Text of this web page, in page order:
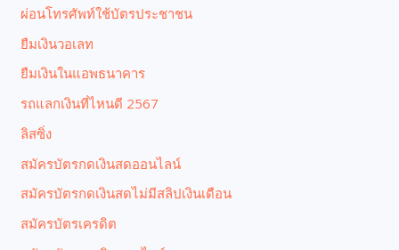
ผ่อนโทรศัพท์ใช้บัตรประชาชน
ยืมเงินวอเลท
ยืมเงินในแอพธนาคาร
รถแลกเงินที่ไหนดี 2567
ลิสซิ่ง
สมัครบัตรกดเงินสดออนไลน์
สมัครบัตรกดเงินสดไม่มีสลิปเงินเดือน
สมัครบัตรเครดิต